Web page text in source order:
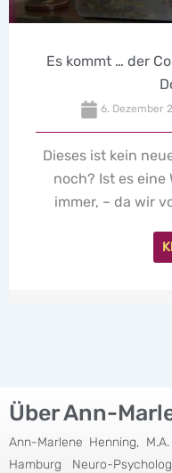
7.
"Seins
kleines Büchlein
Ann-Marlene hat
Über Ann-
Ann-Marlene Henning,
Hamburg Neuro-